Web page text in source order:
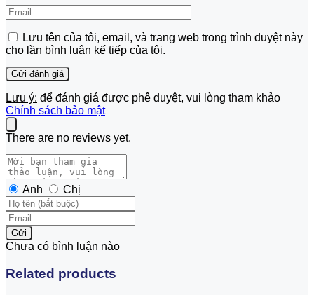
Lưu tên của tôi, email, và trang web trong trình duyệt này
cho lần bình luận kế tiếp của tôi.
Lưu ý: để đánh giá được phê duyệt, vui lòng tham khảo
Chính sách bảo mật
There are no reviews yet.
Anh Chị
Gửi
Chưa có bình luận nào
Related products